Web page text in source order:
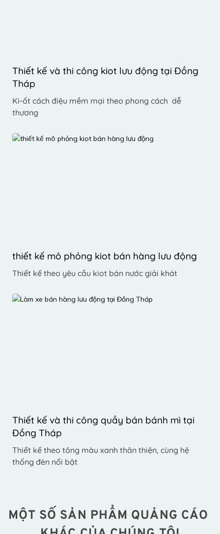
Thiết kế và thi công kiot lưu động tại Đồng
Tháp
Ki-ốt cách điệu mềm mại theo phong cách  dễ
thương
thiết kế mô phỏng kiot bán hàng lưu động
Thiết kế theo yêu cầu kiot bán nước giải khát
Thiết kế và thi công quầy bán bánh mì tại
Đồng Tháp
Thiết kế theo tông màu xanh thân thiện, cùng hệ
thống đèn nổi bật
MỘT SỐ SẢN PHẨM QUẢNG CÁO